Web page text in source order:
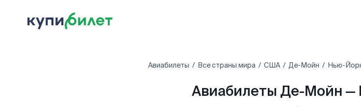
Авиабилеты Все страны мира США Де-Мойн Нью-
Авиабилеты Де-Мойн —